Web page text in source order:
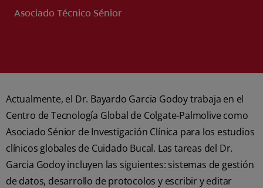
Asociado Técnico Sénior
Actualmente, el Dr. Bayardo Garcia Godoy trabaja en el
Centro de Tecnología Global de Colgate-Palmolive como
Asociado Sénior de Investigación Clínica para los estudios
clínicos globales de Cuidado Bucal. Las tareas del Dr.
Garcia Godoy incluyen las siguientes: sistemas de gestión
de datos, desarrollo de protocolos y escribir y editar